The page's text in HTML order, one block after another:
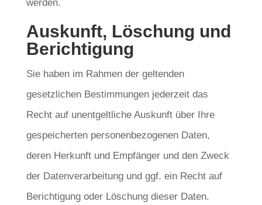
werden.
Auskunft, Löschung und
Berichtigung
Sie haben im Rahmen der geltenden
gesetzlichen Bestimmungen jederzeit das
Recht auf unentgeltliche Auskunft über Ihre
gespeicherten personenbezogenen Daten,
deren Herkunft und Empfänger und den Zweck
der Datenverarbeitung und ggf. ein Recht auf
Berichtigung oder Löschung dieser Daten.